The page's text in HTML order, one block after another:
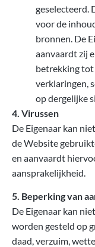
geselecteerd.
voor de
bronnen. De
aanvaardt zij
betrekking tot
verklaringen,
op dergelijke
4. Virussen
De Eigenaar kan
de Website
en aanvaardt
aansprakelijkheid.
5. Beperking van
De Eigenaar kan
worden gesteld op
daad, verzuim,